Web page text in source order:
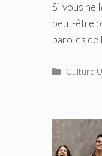
Si vous ne
peut-être
paroles
Culture